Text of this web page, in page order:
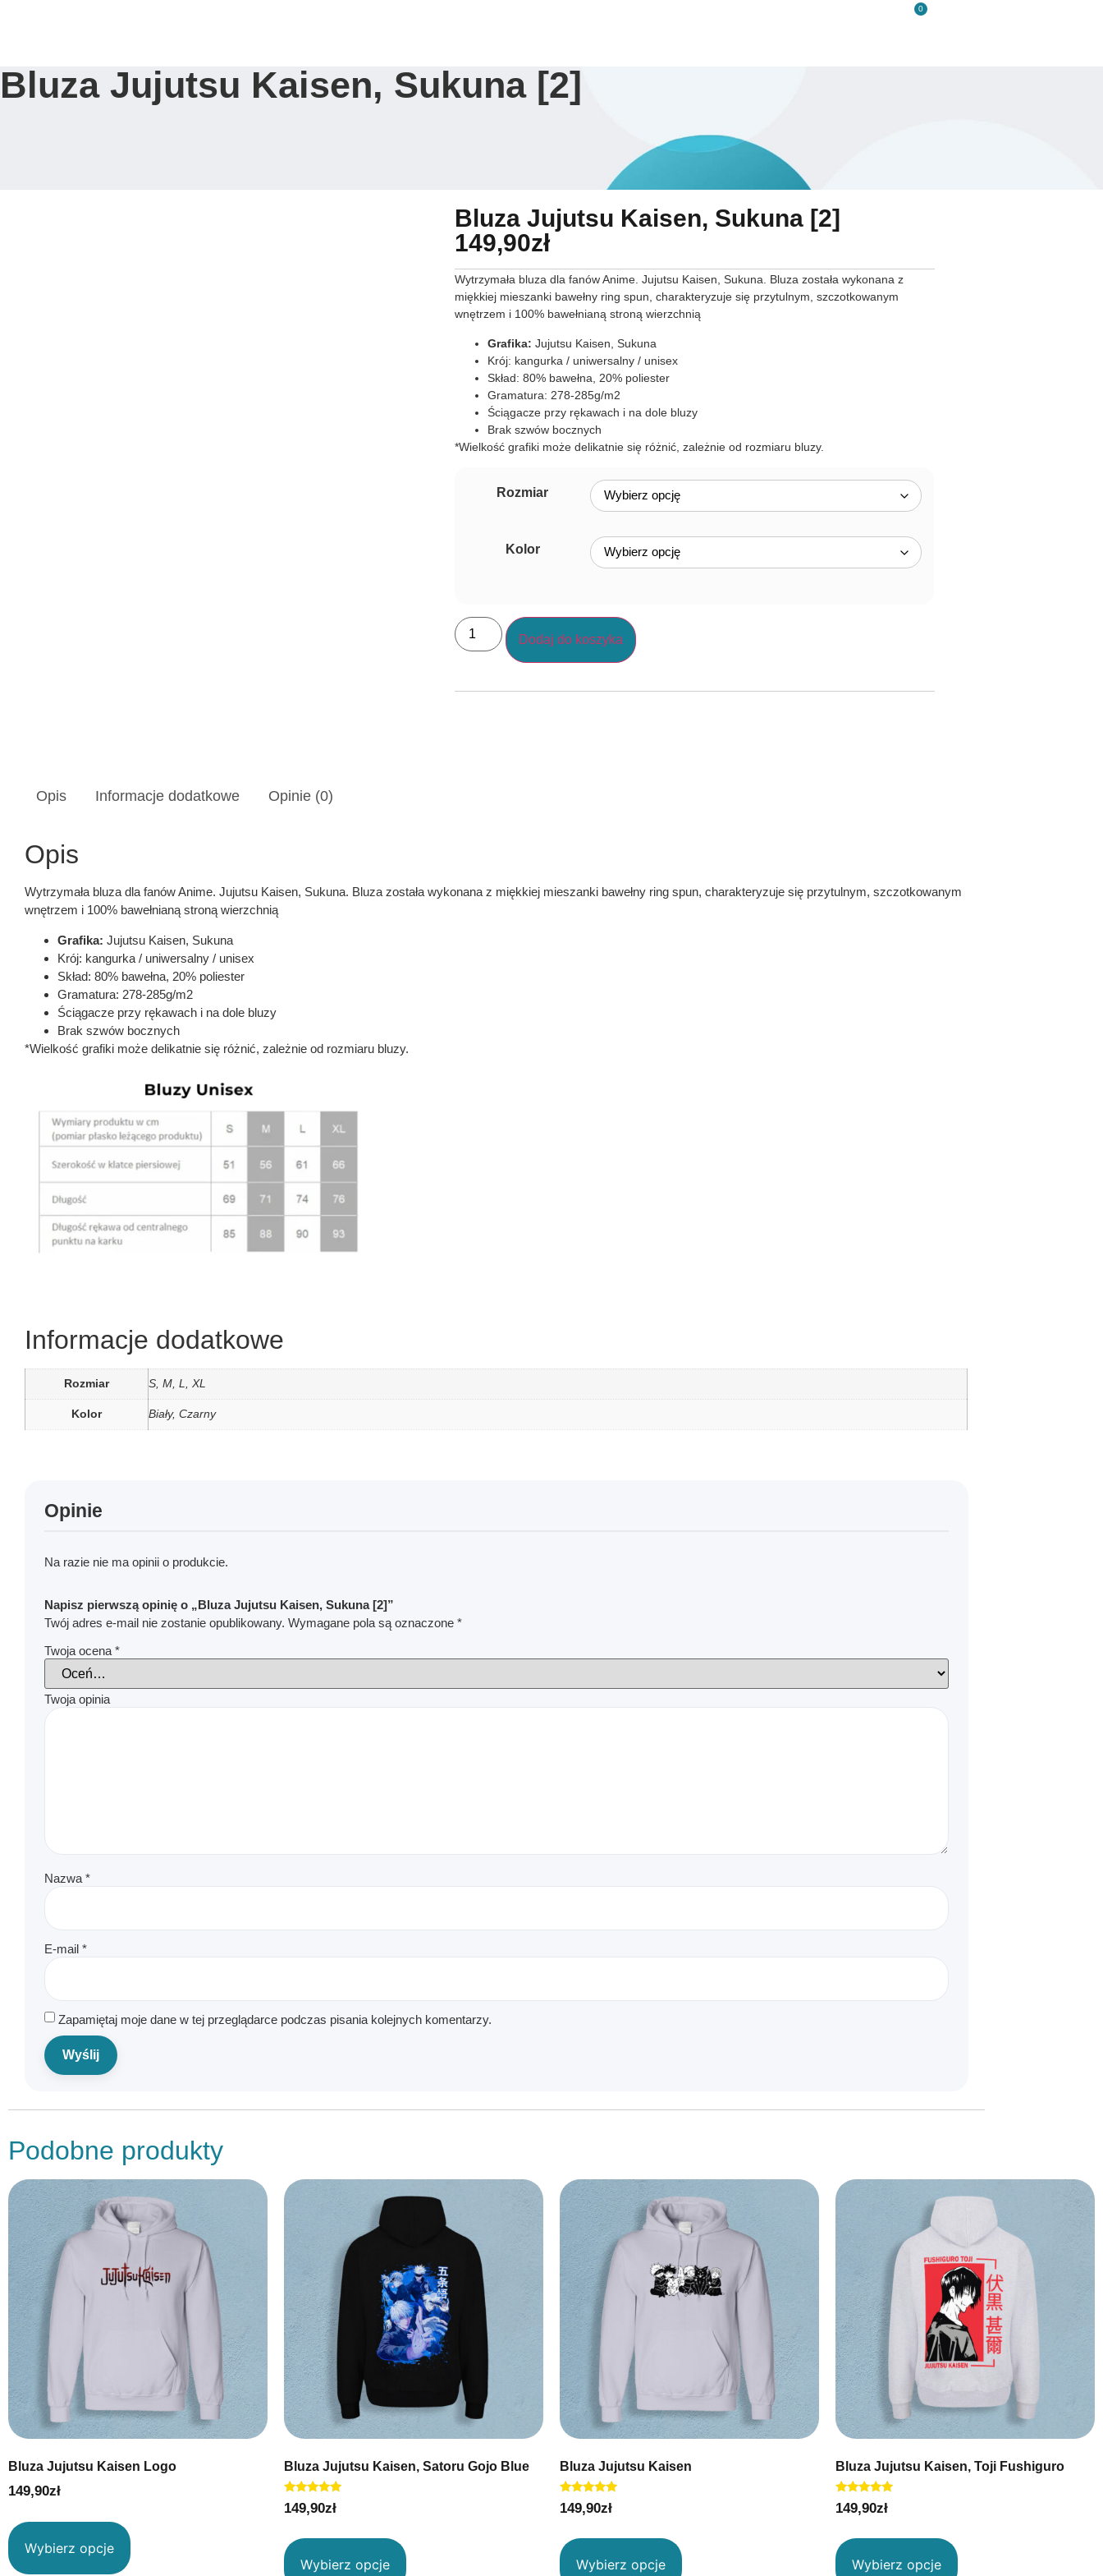
0
Bluza Jujutsu Kaisen, Sukuna [2]
Bluza Jujutsu Kaisen, Sukuna [2]
149,90zł
Wytrzymała bluza dla fanów Anime. Jujutsu Kaisen, Sukuna. Bluza została wykonana z
miękkiej mieszanki bawełny ring spun, charakteryzuje się przytulnym, szczotkowanym
wnętrzem i 100% bawełnianą stroną wierzchnią
Grafika: Jujutsu Kaisen, Sukuna
Krój: kangurka / uniwersalny / unisex
Skład: 80% bawełna, 20% poliester
Gramatura: 278-285g/m2
Ściągacze przy rękawach i na dole bluzy
Brak szwów bocznych
*Wielkość grafiki może delikatnie się różnić, zależnie od rozmiaru bluzy.
Rozmiar
Kolor
Dodaj do koszyka
Opis Informacje dodatkowe Opinie (0)
Opis
Wytrzymała bluza dla fanów Anime. Jujutsu Kaisen, Sukuna. Bluza została wykonana z miękkiej mieszanki bawełny ring spun, charakteryzuje się przytulnym, szczotkowanym
wnętrzem i 100% bawełnianą stroną wierzchnią
Grafika: Jujutsu Kaisen, Sukuna
Krój: kangurka / uniwersalny / unisex
Skład: 80% bawełna, 20% poliester
Gramatura: 278-285g/m2
Ściągacze przy rękawach i na dole bluzy
Brak szwów bocznych
*Wielkość grafiki może delikatnie się różnić, zależnie od rozmiaru bluzy.
Informacje dodatkowe
Rozmiar S, M, L, XL
Kolor Biały, Czarny
Opinie
Na razie nie ma opinii o produkcie.
Napisz pierwszą opinię o „Bluza Jujutsu Kaisen, Sukuna [2]”
Twój adres e-mail nie zostanie opublikowany. Wymagane pola są oznaczone *
Twoja ocena *
Twoja opinia
Nazwa *
E-mail *
Zapamiętaj moje dane w tej przeglądarce podczas pisania kolejnych komentarzy.
Podobne produkty
Bluza Jujutsu Kaisen Logo
149,90zł
Wybierz opcje
Bluza Jujutsu Kaisen, Satoru Gojo Blue
Oceniono
5.00
149,90zł
Wybierz opcje
Bluza Jujutsu Kaisen
Oceniono
5.00
149,90zł
Wybierz opcje
Bluza Jujutsu Kaisen, Toji Fushiguro
Oceniono
5.00
149,90zł
Wybierz opcje